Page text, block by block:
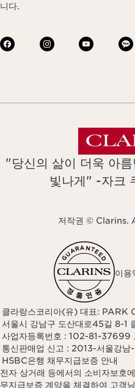
니다.
"당신의 삶이 더욱 아
빛나게" -자크
저작권 ©
이용
클라랑스코리아(유) 대표:
서울시 강남구 도산대로45길 8-1
사업자등록번호 : 102-81-
통신판매업 신고 : 2013-서울강
HSBC은행 채무지급보증 안내
전자 상거래 등에서의 소비자보호
무지급보증 계약을 체결하여 고객